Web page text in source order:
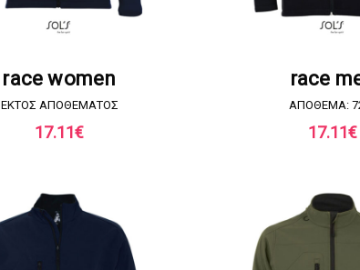
race women
EKTOΣ ΑΠΟΘΕΜΑΤΟΣ
17.11€
race
ΑΠΟΘΕΜΑ:
17.11€